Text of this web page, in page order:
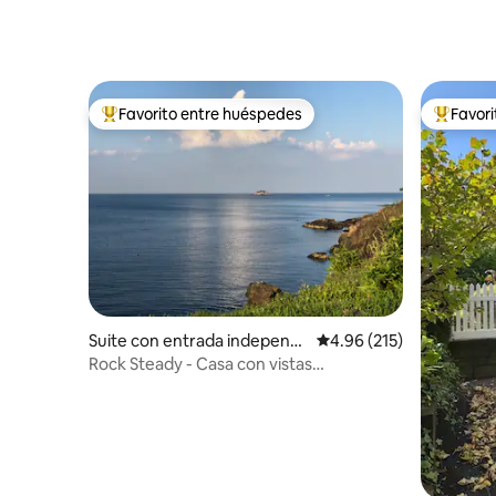
De los mejores en Favorito entre huéspedes
Favorito entre huéspedes
Suite con entrada independi
ente en Nahant
Calificación promedio:
4.96 (215)
Rock Steady - Casa con vistas
De los